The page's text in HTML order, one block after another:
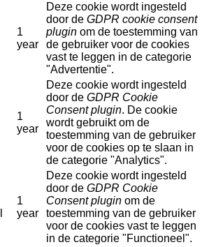
1
year
Deze cookie wordt ingesteld
door de GDPR cookie consent
plugin om de toestemming van
de gebruiker voor de cookies
vast te leggen in de categorie
"Advertentie".
1
year
Deze cookie wordt ingesteld
door de GDPR Cookie
Consent plugin. De cookie
wordt gebruikt om de
toestemming van de gebruiker
voor de cookies op te slaan in
de categorie "Analytics".
1
year
Deze cookie wordt ingesteld
door de GDPR Cookie
Consent plugin om de
toestemming van de gebruiker
voor de cookies vast te leggen
in de categorie "Functioneel".